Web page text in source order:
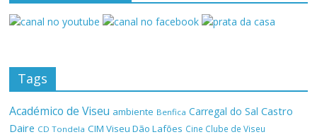
Tags
Académico de Viseu ambiente Benfica Carregal do Sal Castro
Daire CD Tondela CIM Viseu Dão Lafões Cine Clube de Viseu